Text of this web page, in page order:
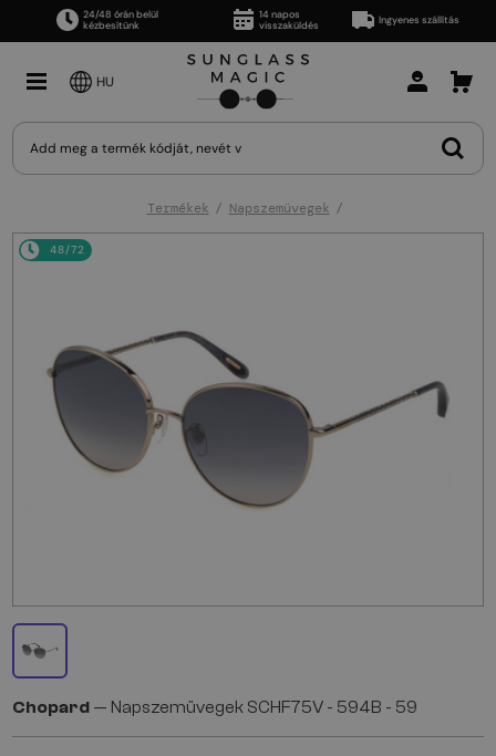
24/48 órán belül
kézbesítünk
14 napos
visszaküldés
Ingyenes szállítás
HU
Termékek Napszemüvegek
48/72
Chopard — Napszemüvegek SCHF75V - 594B - 59